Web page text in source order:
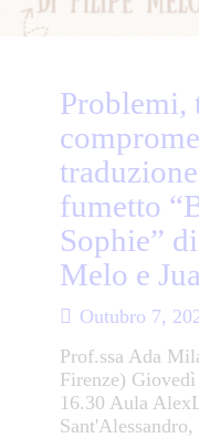
Problemi,
fumetto
Sophie”
Melo e
Outubro 7,
Prof.ssa Ada
Firenze)
16.30 Aula
Sant'Alessandro,